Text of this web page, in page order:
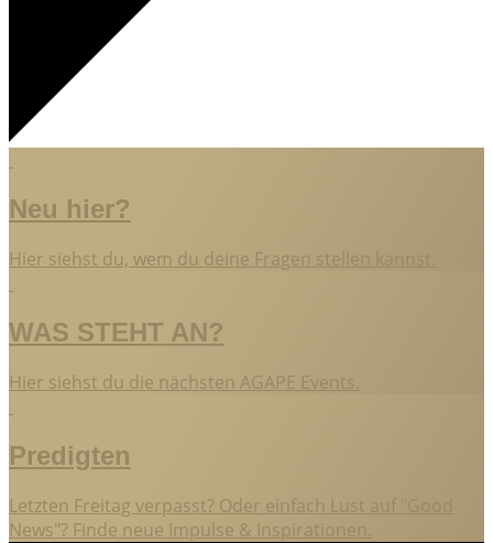
Neu hier?
Hier siehst du, wem du deine Fragen stellen kannst.
WAS STEHT AN?
Hier siehst du die nächsten AGAPE Events.
Predigten
Letzten Freitag verpasst? Oder einfach Lust auf "Good
News"? Finde neue Impulse & Inspirationen.